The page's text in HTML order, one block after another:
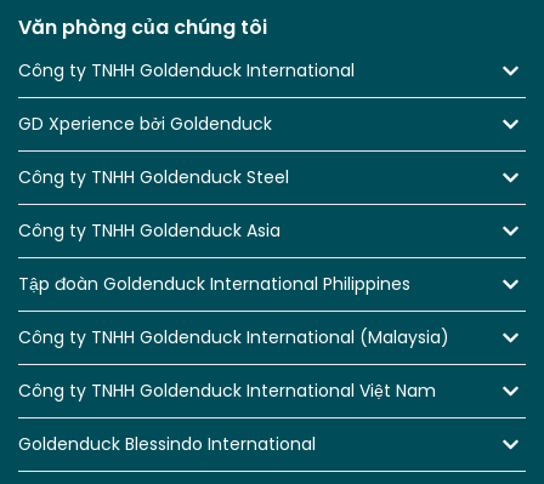
Văn phòng của chúng tôi
Công ty TNHH Goldenduck International
GD Xperience bởi Goldenduck
Công ty TNHH Goldenduck Steel
Công ty TNHH Goldenduck Asia
Tập đoàn Goldenduck International Philippines
Công ty TNHH Goldenduck International (Malaysia)
Công ty TNHH Goldenduck International Việt Nam
Goldenduck Blessindo International